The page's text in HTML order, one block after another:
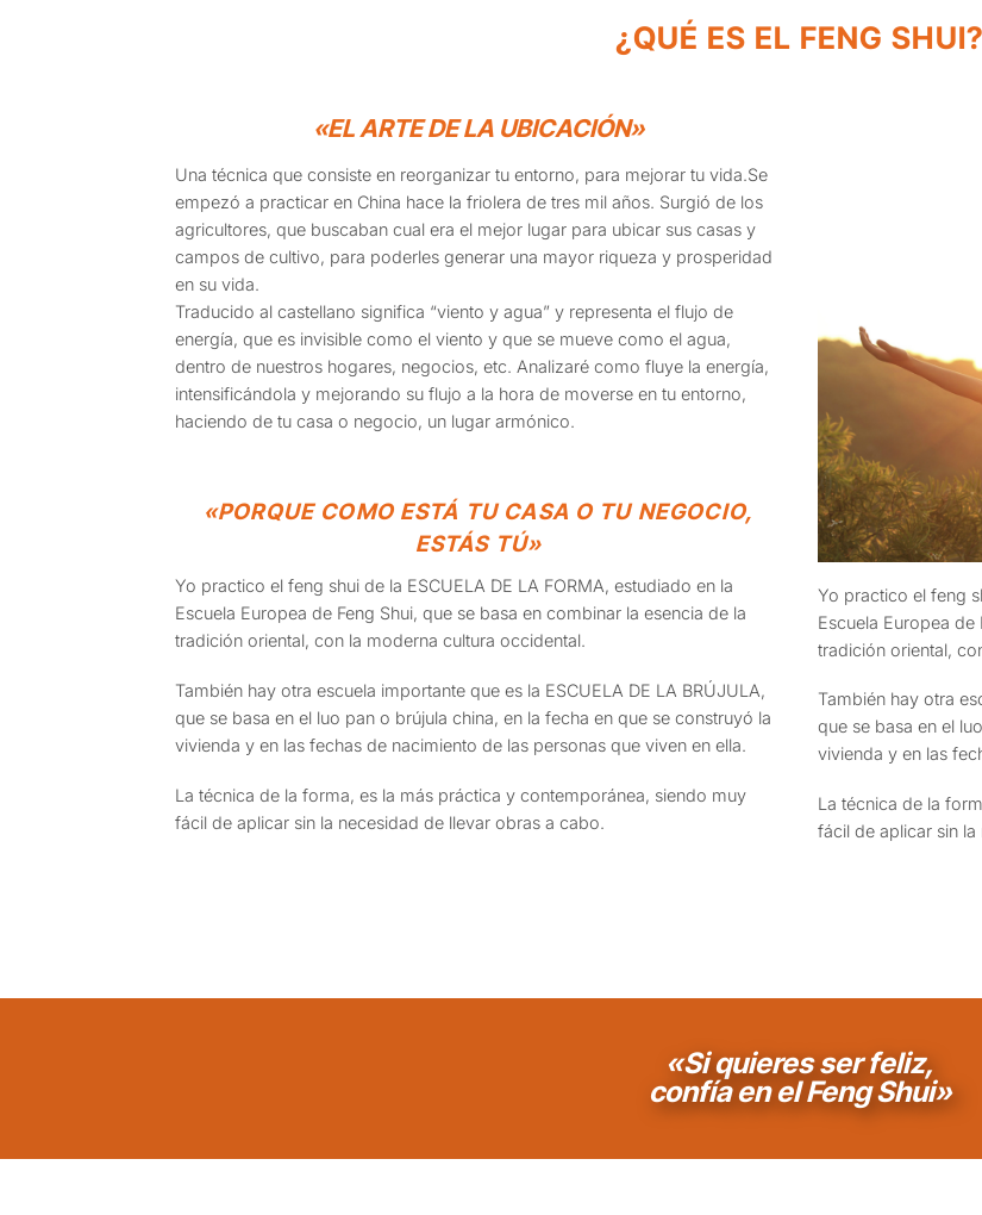
¿QUÉ ES EL FENG SHUI?
«EL ARTE DE LA UBICACIÓN»
Una técnica que consiste en reorganizar tu entorno, para mejorar tu vida.Se
empezó a practicar en China hace la friolera de tres mil años. Surgió de los
agricultores, que buscaban cual era el mejor lugar para ubicar sus casas y
campos de cultivo, para poderles generar una mayor riqueza y prosperidad
en su vida.
Traducido al castellano significa “viento y agua” y representa el flujo de
energía, que es invisible como el viento y que se mueve como el agua,
dentro de nuestros hogares, negocios, etc. Analizaré como fluye la energía,
intensificándola y mejorando su flujo a la hora de moverse en tu entorno,
haciendo de tu casa o negocio, un lugar armónico.
«PORQUE COMO ESTÁ TU CASA O TU NEGOCIO,
ESTÁS TÚ»
Yo practico el feng shui de la ESCUELA DE LA FORMA, estudiado en la
Escuela Europea de Feng Shui, que se basa en combinar la esencia de la
tradición oriental, con la moderna cultura occidental.
También hay otra escuela importante que es la ESCUELA DE LA BRÚJULA,
que se basa en el luo pan o brújula china, en la fecha en que se construyó la
vivienda y en las fechas de nacimiento de las personas que viven en ella.
La técnica de la forma, es la más práctica y contemporánea, siendo muy
fácil de aplicar sin la necesidad de llevar obras a cabo.
Yo practico el feng
Escuela Europea de
tradición oriental,
También hay otra
que se basa en el
vivienda y en las
La técnica de la
fácil de aplicar sin
«Si quieres ser feliz,
confía en el Feng Shui»